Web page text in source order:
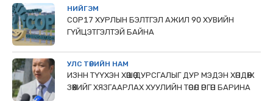
НИЙГЭМ
COP17 ХУРЛЫН БЭЛТГЭЛ АЖИЛ 90 ХУВИЙН
ГҮЙЦЭТГЭЛТЭЙ БАЙНА
УЛС ТӨРИЙН НАМ
ИЗНН ТҮҮХЭН ХӨШӨӨ ДУРСГАЛЫГ ДУР МЭДЭН ХӨНДӨЖ
ЗӨӨХИЙГ ХЯЗГААРЛАХ ХУУЛИЙН ТӨСӨЛ ӨРГӨН БАРИНА